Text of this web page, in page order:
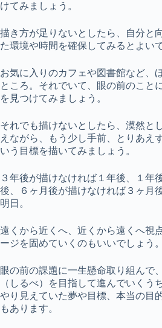
けてみましょう。
描き方が足りないとしたら、自分と
た環境や時間を確保してみるとよい
お気に入りのカフェや図書館など、
ところ。それでいて、眼の前のこと
を見つけてみましょう。
それでも描けないとしたら、漠然と
えながら、もう少し手前、とりあえ
いう目標を描いてみましょう。
３年後が描けなければ１年後、１年
後、６ヶ月後が描けなければ３ヶ月
明日。
遠くから近くへ、近くから遠くへ視
ージを固めていくのもいいでしょう。
眼の前の課題に一生懸命取り組んで
（しるべ）を目指して進んでいくう
やり見えていた夢や目標、本当の目
もあります。